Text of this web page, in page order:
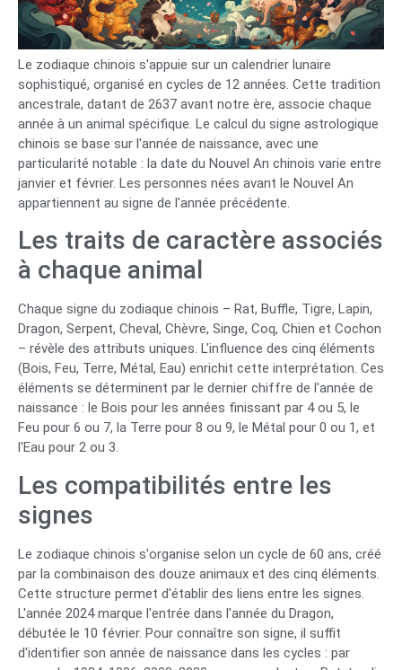
Le zodiaque chinois s'appuie sur un calendrier lunaire
sophistiqué, organisé en cycles de 12 années. Cette tradition
ancestrale, datant de 2637 avant notre ère, associe chaque
année à un animal spécifique. Le calcul du signe astrologique
chinois se base sur l'année de naissance, avec une
particularité notable : la date du Nouvel An chinois varie entre
janvier et février. Les personnes nées avant le Nouvel An
appartiennent au signe de l'année précédente.
Les traits de caractère associés
à chaque animal
Chaque signe du zodiaque chinois – Rat, Buffle, Tigre, Lapin,
Dragon, Serpent, Cheval, Chèvre, Singe, Coq, Chien et Cochon
– révèle des attributs uniques. L'influence des cinq éléments
(Bois, Feu, Terre, Métal, Eau) enrichit cette interprétation. Ces
éléments se déterminent par le dernier chiffre de l'année de
naissance : le Bois pour les années finissant par 4 ou 5, le
Feu pour 6 ou 7, la Terre pour 8 ou 9, le Métal pour 0 ou 1, et
l'Eau pour 2 ou 3.
Les compatibilités entre les
signes
Le zodiaque chinois s'organise selon un cycle de 60 ans, créé
par la combinaison des douze animaux et des cinq éléments.
Cette structure permet d'établir des liens entre les signes.
L'année 2024 marque l'entrée dans l'année du Dragon,
débutée le 10 février. Pour connaître son signe, il suffit
d'identifier son année de naissance dans les cycles : par